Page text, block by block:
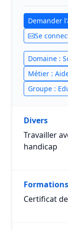
Demander
Se
Domaine :
Métier :
Groupe :
Divers
Travailler
handicap
Formations
Certificat